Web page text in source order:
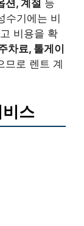
션, 계절 등
수기에는 비
비용을 확
차료, 톨게이
므로 렌트 계
스